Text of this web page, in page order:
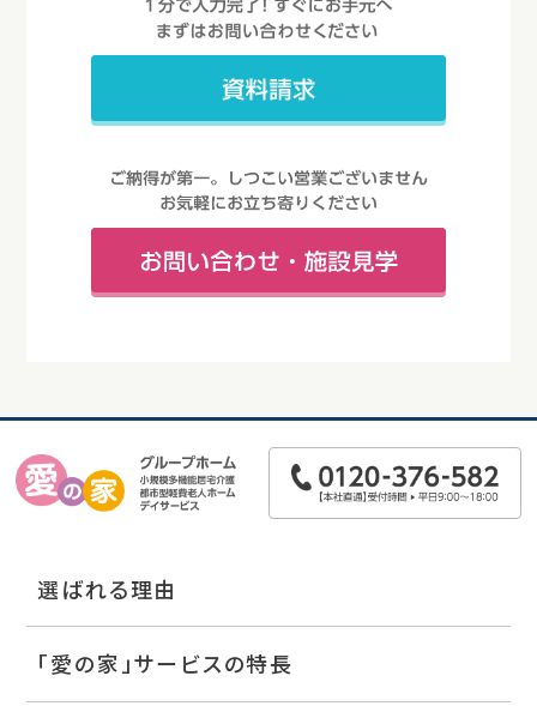
選ばれる理由
「愛の家」サービスの特長